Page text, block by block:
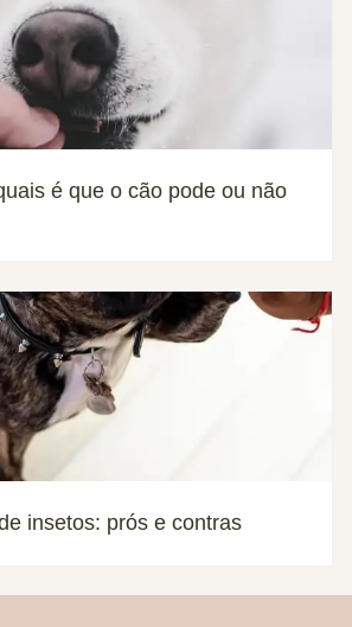
é que o cão pode ou não
insetos: prós e contras